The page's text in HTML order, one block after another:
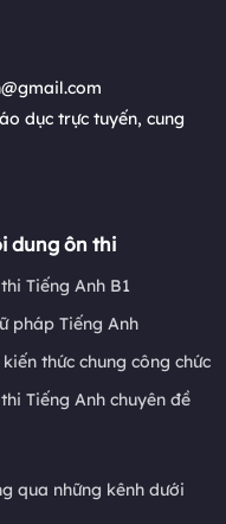
dục trực tuyến, cung
dung ôn thi
Tiếng Anh B1
pháp Tiếng Anh
kiến thức chung công chức
Tiếng Anh chuyên đề
qua những kênh dưới